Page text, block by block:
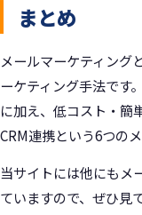
まとめ
メールマーケティング
ーケティング手法です
に加え、低コスト・簡
CRM連携という6つの
当サイトには他にもメ
ていますので、ぜひ見